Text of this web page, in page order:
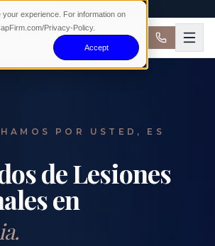
experience. For information on
Privacy-Policy.
Accept
POR USTED, ES
de Lesiones
en